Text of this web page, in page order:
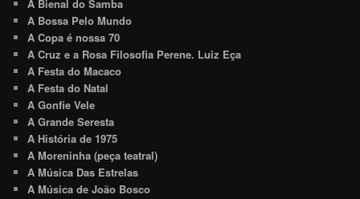
A Bienal do Samba
A Bossa Pelo Mundo
A Copa é nossa 70
A Cruz e a Rosa Filosofia Perene. Luiz Eça
A Festa do Macaco
A Festa do Natal
A Gonfie Vele
A Grande Seresta
A História de 1975
A Moreninha (peça teatral)
A Música Das Estrelas
A Música de João Bosco